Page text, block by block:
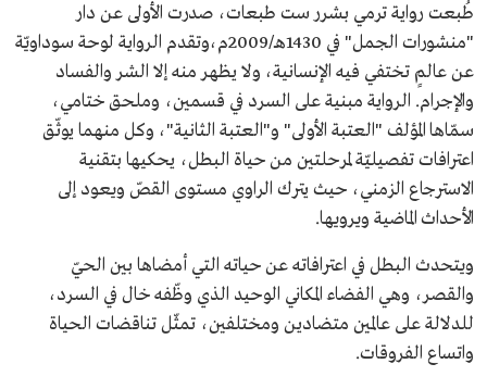
طُبعت رواية ترمي بشرر ست طبعات، صدرت الأولى عن دار
"منشورات الجمل" في 1430هـ/2009م،وتقدم الرواية لوحة سوداويّة
عن عالمٍ تختفي فيه الإنسانية، ولا يظهر منه إلا الشر والفساد
والإجرام. الرواية مبنية على السرد في قسمين، وملحق ختامي،
سمّاها المؤلف "العتبة الأولى" و"العتبة الثانية"، وكل منهما يوثّق
اعترافات تفصيليّة لمرحلتين من حياة البطل، يحكيها بتقنية
الاسترجاع الزمني، حيث يترك الراوي مستوى القصّ ويعود إلى
الأحداث الماضية ويرويها.
ويتحدث البطل في اعترافاته عن حياته التي أمضاها بين الحيّ
والقصر، وهي الفضاء المكاني الوحيد الذي وظّفه خال في السرد،
للدلالة على عالمين متضادين ومختلفين، تمثّل تناقضات الحياة
واتساع الفروقات.